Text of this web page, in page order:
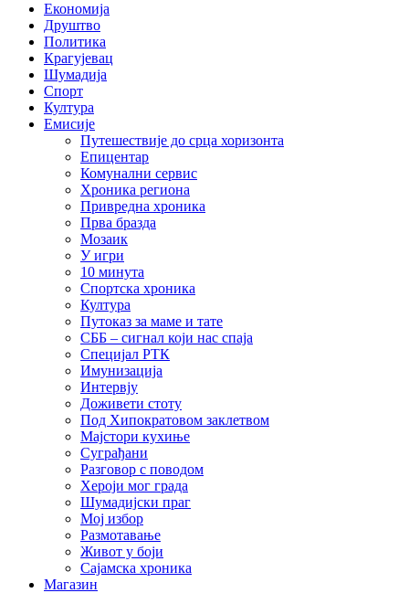
Економија
Друштво
Политика
Крагујевац
Шумадија
Спорт
Култура
Емисије
Путешествије до срца хоризонта
Епицентар
Комунални сервис
Хроника региона
Привредна хроника
Прва бразда
Мозаик
У игри
10 минута
Спортска хроника
Култура
Путоказ за маме и тате
СББ – сигнал који нас спаја
Специјал РТК
Имунизација
Интервју
Доживети стоту
Под Хипократовом заклетвом
Мајстори кухиње
Суграђани
Разговор с поводом
Хероји мог града
Шумадијски праг
Мој избор
Размотавање
Живот у боји
Сајамска хроника
Магазин